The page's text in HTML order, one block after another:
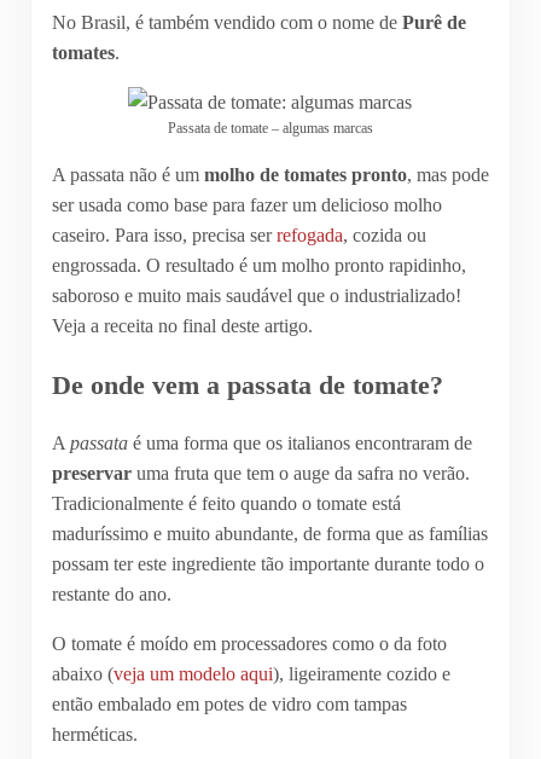
No Brasil, é também vendido com o nome de Purê de
tomates.
Passata de tomate – algumas marcas
A passata não é um molho de tomates pronto, mas pode
ser usada como base para fazer um delicioso molho
caseiro. Para isso, precisa serrefogada, cozida ou
engrossada. O resultado é um molho pronto rapidinho,
saboroso e muito mais saudável que o industrializado!
Veja a receita no final deste artigo.
De onde vem a passata de tomate?
Apassataé uma forma que os italianos encontraram de
preservaruma fruta que tem o auge da safra no verão.
Tradicionalmente é feito quando o tomate está
maduríssimo e muito abundante, de forma que as famílias
possam ter este ingrediente tão importante durante todo o
restante do ano.
O tomate é moído em processadores como o da foto
abaixo (veja um modelo aqui), ligeiramente cozido e
então embalado em potes de vidro com tampas
herméticas.